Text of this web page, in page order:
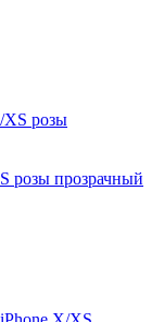
розы прозрачный